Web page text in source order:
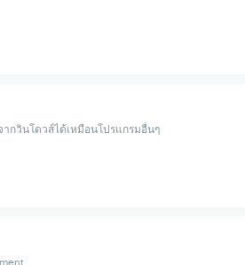
กวินโดวส์ได้เหมือนโปรแกรมอื่นๆ